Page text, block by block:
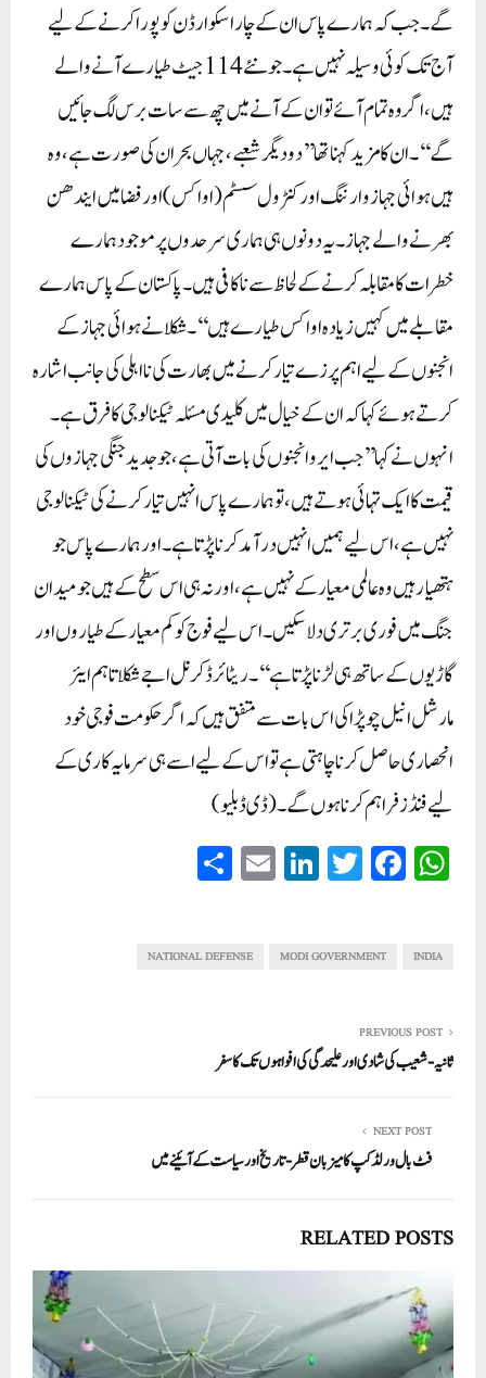
گے۔ جب کہ ہمارے پاس ان کے چار اسکوارڈن کو پورا کرنے کے لیے
آج تک کوئی وسیلہ نہیں ہے۔ جو نئے 114جیٹ طیارے آنے والے
ہیں، اگر وہ تمام آئے تو ان کے آنے میں چھ سے سات برس لگ جائیں
گے‘‘۔ان کا مزید کہنا تھا’’دو دیگر شعبے، جہاں بحران کی صورت ہے، وہ
ہیں ہوائی جہاز وارننگ اور کنٹرول سسٹم (اواکس) اور فضا میں ایندھن
بھرنے والے جہاز۔ یہ دونوں ہی ہماری سرحدوں پر موجود ہمارے
خطرات کا مقابلہ کرنے کے لحاظ سے ناکافی ہیں۔ پاکستان کے پاس ہمارے
مقابلے میں کہیں زیادہ اواکس طیارے ہیں‘‘۔شکلا نے ہوائی جہاز کے
انجنوں کے لیے اہم پرزے تیار کرنے میں بھارت کی نااہلی کی جانب اشارہ
کرتے ہوئے کہا کہ ان کے خیال میں کلیدی مسئلہ ٹیکنالوجی کا فرق ہے۔
انہوں نے کہا’’جب ایرو انجنوں کی بات آتی ہے، جو جدید جنگی جہازوں کی
قیمت کا ایک تہائی ہوتے ہیں، تو ہمارے پاس انہیں تیار کرنے کی ٹیکنالوجی
نہیں ہے، اس لیے ہمیں انہیں درآمد کرنا پڑتا ہے۔ اور ہمارے پاس جو
ہتھیار ہیں وہ عالمی معیار کے نہیں ہے، اور نہ ہی اس سطح کے ہیں جو میدان
جنگ میں فوری برتری دلا سکیں۔ اس لیے فوج کو کم معیار کے طیاروں اور
گاڑیوں کے ساتھ ہی لڑنا پڑتا ہے‘‘۔ریٹائرڈ کرنل اجے شکلا تاہم ایئر
مارشل انیل چوپڑا کی اس بات سے متفق ہیں کہ اگر حکومت فوجی خود
انحصاری حاصل کرنا چاہتی ہے تو اس کے لیے اسے ہی سرمایہ کاری کے
لیے فنڈز فراہم کرنا ہوں گے۔(ڈی ڈبلیو)
W
ha
A
Fa
ce
ok
T
wi
r
Li
nk
In
E
m
INDIA
MODI GOVERNMENT
NATIONAL DEFENSE
PREVIOUS POST
ثانیہ-شعیب کی شادی اورعلیحدگی کی افواہوں تک کا سفر
NEXT POST
فٹ بال ورلڈ کپ کا میزبان قطر- تاریخ اور سیاست کے آئینے میں
RELATED POSTS